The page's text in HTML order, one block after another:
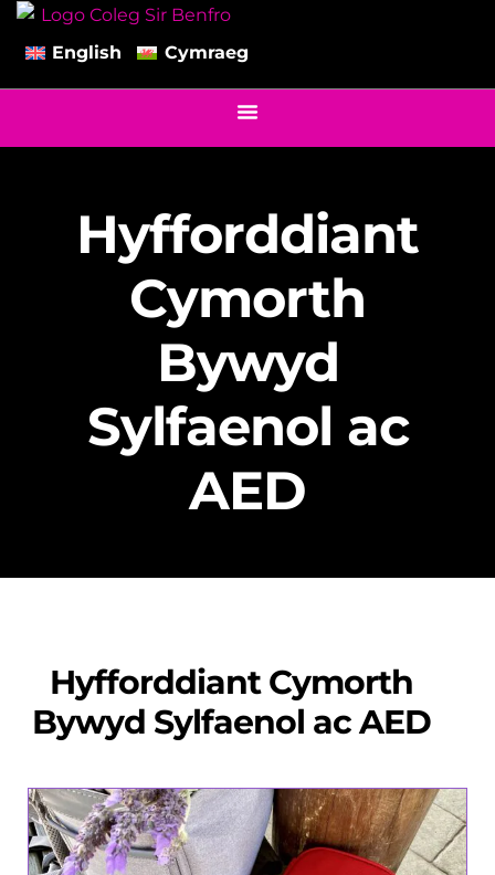
English Cymraeg
Hyfforddiant
Cymorth
Bywyd
Sylfaenol ac
AED
Hyfforddiant Cymorth
Bywyd Sylfaenol ac AED